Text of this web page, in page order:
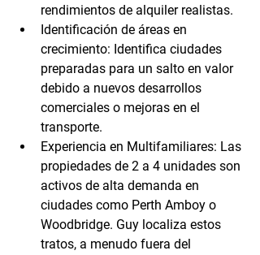
rendimientos de alquiler realistas.
Identificación de áreas en
crecimiento: Identifica ciudades
preparadas para un salto en valor
debido a nuevos desarrollos
comerciales o mejoras en el
transporte.
Experiencia en Multifamiliares: Las
propiedades de 2 a 4 unidades son
activos de alta demanda en
ciudades como Perth Amboy o
Woodbridge. Guy localiza estos
tratos, a menudo fuera del